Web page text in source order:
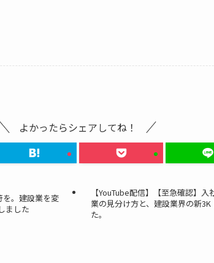
よかったらシェアしてね！
を。建設業を変
ました
【YouTube配信】【至急確認】
業の見分け方と、建設業界の新
た。